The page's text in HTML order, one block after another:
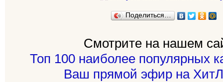
Поделиться…
Смотрите на нашем
Топ 100 наиболее популярных
Ваш прямой эфир на